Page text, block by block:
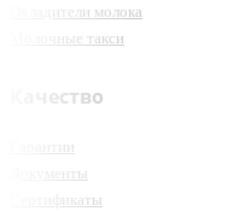
Охладители молока
Молочные такси
Качество
Гарантии
Документы
Сертификаты